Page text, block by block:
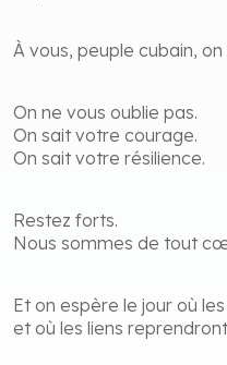
À vous, peuple cubain,
On ne vous oublie pas.
On sait votre courage.
On sait votre résilience.
Restez forts.
Nous sommes de tout
Et on espère le jour où
et où les liens